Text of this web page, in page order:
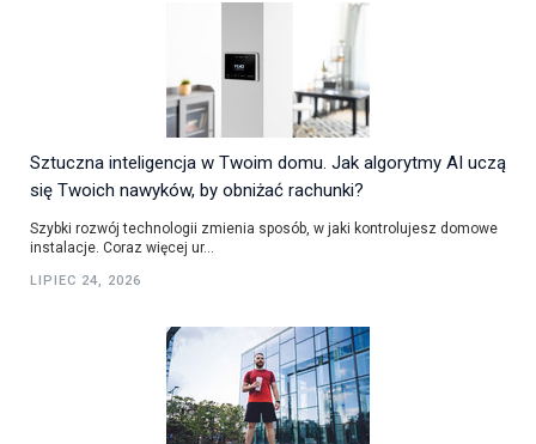
Sztuczna inteligencja w Twoim domu. Jak algorytmy AI uczą
się Twoich nawyków, by obniżać rachunki?
Szybki rozwój technologii zmienia sposób, w jaki kontrolujesz domowe
instalacje. Coraz więcej ur...
LIPIEC 24, 2026